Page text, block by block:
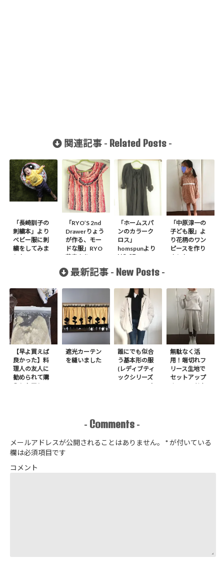
関連記事 - Related Posts-
「長崎訓子の
刺繍本」より
ベビー服に刺
繍をしてみま
した。
「RYO’S 2nd
Drawerりょう
が作る、モー
ドな服」RYO
著書より P
BLOUSE作り
ました。
「ホームスパ
ンのカラーク
ロス」
homspunより
NO.07
BLOUSE-
た。
「中原淳一の
子ども服」よ
り花柄のワン
ピースを作り
ました
最新記事 - New Posts -
【早よ買えば
良かった】料
理人の友人に
勧められて購
入したアレ
遮光カーテン
を縫いました
誰にでも似合
う基本形の服
(レディブティ
ックシリーズ
no.8272) か
アップジャケ
ットを作りま
無駄なく活
用！端切れフ
リース生地で
セットアップ
＋スヌードを1
- Comments -
メールアドレスが公開されることはありません。 *が付いている
欄は必須項目です
コメント